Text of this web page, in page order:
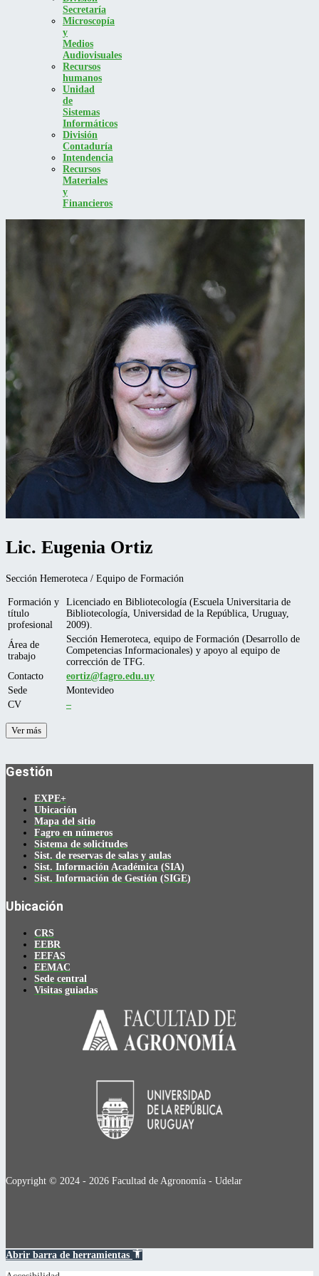
Secretaría
Microscopía
y
Medios
Audiovisuales
Recursos
humanos
Unidad
de
Sistemas
Informáticos
División
Contaduría
Intendencia
Recursos
Materiales
y
Financieros
Lic. Eugenia Ortiz
Sección Hemeroteca / Equipo de Formación
Formación y
título
profesional
Licenciado en Bibliotecología (Escuela Universitaria de
Bibliotecología, Universidad de la República, Uruguay,
2009).
Área de
trabajo
Sección Hemeroteca, equipo de Formación (Desarrollo de
Competencias Informacionales) y apoyo al equipo de
corrección de TFG.
Contacto
eortiz@fagro.edu.uy
Sede
Montevideo
CV
–
Ver más
Gestión
EXPE+
Ubicación
Mapa del sitio
Fagro en números
Sistema de solicitudes
Sist. de reservas de salas y aulas
Sist. Información Académica (SIA)
Sist. Información de Gestión (SIGE)
Ubicación
CRS
EEBR
EEFAS
EEMAC
Sede central
Visitas guiadas
Copyright © 2024 - 2026 Facultad de Agronomía - Udelar
Abrir barra de herramientas